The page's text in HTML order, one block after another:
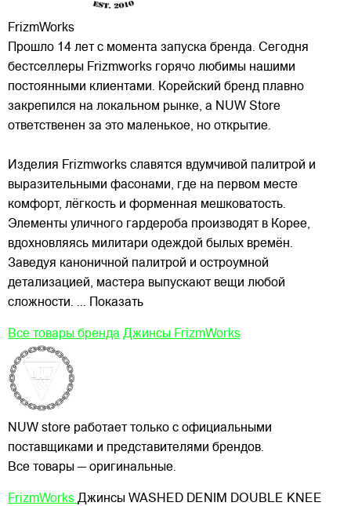
FrizmWorks
Прошло 14 лет с момента запуска бренда. Сегодня
бестселлеры Frizmworks горячо любимы нашими
постоянными клиентами. Корейский бренд плавно
закрепился на локальном рынке, а NUW Store
ответственен за это маленькое, но открытие.
Изделия Frizmworks славятся вдумчивой палитрой и
выразительными фасонами, где на первом месте
комфорт, лёгкость и форменная мешковатость.
Элементы уличного гардероба производят в Корее,
вдохновляясь милитари одеждой былых времён.
Заведуя каноничной палитрой и остроумной
детализацией, мастера выпускают вещи любой
сложности. ... Показать
Все товары бренда Джинсы FrizmWorks
NUW store работает только с официальными
поставщиками и представителями брендов.
Все товары — оригинальные.
FrizmWorks Джинсы WASHED DENIM DOUBLE KNEE